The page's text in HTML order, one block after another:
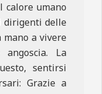
calore umano
dirigenti delle
a vivere
La
sentirsi
Grazie a